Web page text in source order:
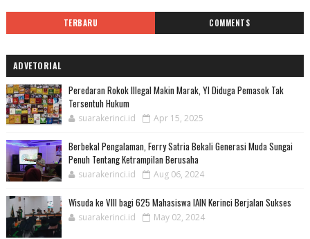
TERBARU COMMENTS
ADVETORIAL
Peredaran Rokok Illegal Makin Marak, YI Diduga Pemasok Tak
Tersentuh Hukum
suarakerinci.id Apr 15, 2025
Berbekal Pengalaman, Ferry Satria Bekali Generasi Muda Sungai
Penuh Tentang Ketrampilan Berusaha
suarakerinci.id Aug 06, 2024
Wisuda ke VIII bagi 625 Mahasiswa IAIN Kerinci Berjalan Sukses
suarakerinci.id May 02, 2024